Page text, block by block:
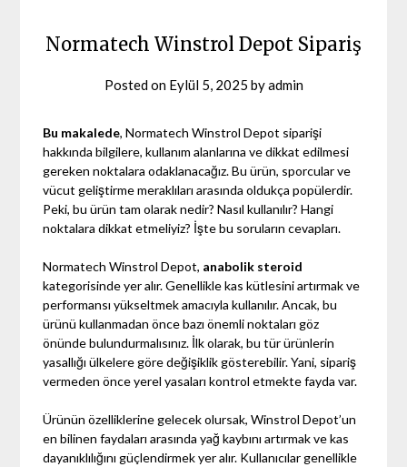
Normatech Winstrol Depot Sipariş
Posted on Eylül 5, 2025 byadmin
Bu makalede, Normatech Winstrol Depot siparişi
hakkında bilgilere, kullanım alanlarına ve dikkat edilmesi
gereken noktalara odaklanacağız. Bu ürün, sporcular ve
vücut geliştirme meraklıları arasında oldukça popülerdir.
Peki, bu ürün tam olarak nedir? Nasıl kullanılır? Hangi
noktalara dikkat etmeliyiz? İşte bu soruların cevapları.
Normatech Winstrol Depot, anabolik steroid
kategorisinde yer alır. Genellikle kas kütlesini artırmak ve
performansı yükseltmek amacıyla kullanılır. Ancak, bu
ürünü kullanmadan önce bazı önemli noktaları göz
önünde bulundurmalısınız. İlk olarak, bu tür ürünlerin
yasallığı ülkelere göre değişiklik gösterebilir. Yani, sipariş
vermeden önce yerel yasaları kontrol etmekte fayda var.
Ürünün özelliklerine gelecek olursak, Winstrol Depot’un
en bilinen faydaları arasında yağ kaybını artırmak ve kas
dayanıklılığını güçlendirmek yer alır. Kullanıcılar genellikle